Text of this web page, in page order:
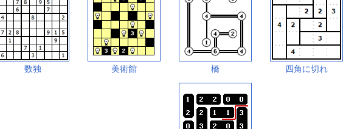
数独 美術館 橋 四角に切れ